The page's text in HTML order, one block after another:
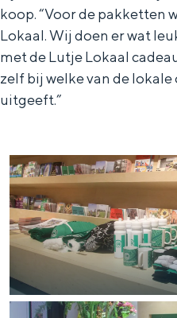
koop. “Voor de pakketten
Lokaal. Wij doen er wat
met de Lutje Lokaal
zelf bij welke van de
uitgeeft.”